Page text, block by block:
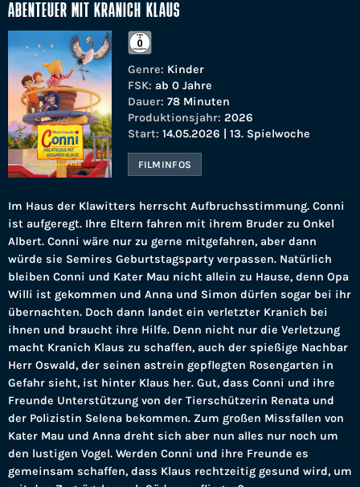
ABENTEUER MIT KRANICH KLAUS
Genre: Kinder
FSK: ab 0 Jahre
Dauer: 78 Minuten
Produktionsjahr: 2026
Start: 14.05.2026 | 13. Spielwoche
FILMINFOS
Im Haus der Klawitters herrscht Aufbruchsstimmung. Conni
ist aufgeregt. Ihre Eltern fahren mit ihrem Bruder zu Onkel
Albert. Conni wäre nur zu gerne mitgefahren, aber dann
würde sie Semires Geburtstagsparty verpassen. Natürlich
bleiben Conni und Kater Mau nicht allein zu Hause, denn Opa
Willi ist gekommen und Anna und Simon dürfen sogar bei ihr
übernachten. Doch dann landet ein verletzter Kranich bei
ihnen und braucht ihre Hilfe. Denn nicht nur die Verletzung
macht Kranich Klaus zu schaffen, auch der spießige Nachbar
Herr Oswald, der seinen astrein gepflegten Rosengarten in
Gefahr sieht, ist hinter Klaus her. Gut, dass Conni und ihre
Freunde Unterstützung von der Tierschützerin Renata und
der Polizistin Selena bekommen. Zum großen Missfallen von
Kater Mau und Anna dreht sich aber nun alles nur noch um
den lustigen Vogel. Werden Conni und ihre Freunde es
gemeinsam schaffen, dass Klaus rechtzeitig gesund wird, um